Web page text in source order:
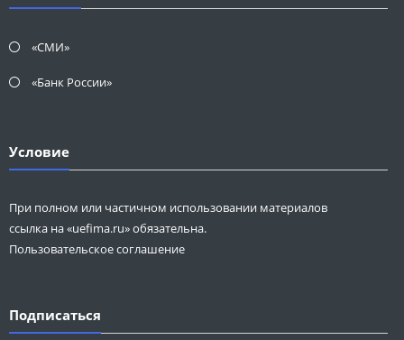
«СМИ»
«Банк России»
Условие
При полном или частичном использовании материалов
ссылка на «uefima.ru» обязательна.
Пользовательское соглашение
Подписаться